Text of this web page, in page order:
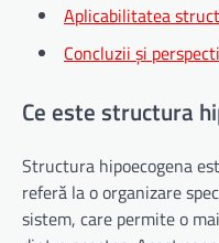
Aplicabilitatea
Concluzii și
Ce este structura
Structura hipoecogena
referă la o organizare
sistem, care permite o